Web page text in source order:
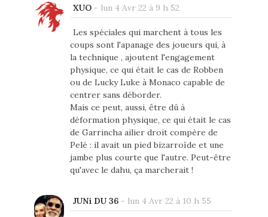
XUO- lun 4 Avr 22 à 9 h 52
Les spéciales qui marchent à tous les
coups sont l'apanage des joueurs qui, à
la technique , ajoutent l'engagement
physique, ce qui était le cas de Robben
ou de Lucky Luke à Monaco capable de
centrer sans déborder.
Mais ce peut, aussi, être dû à
déformation physique, ce qui était le cas
de Garrincha ailier droit compère de
Pelé : il avait un pied bizarroïde et une
jambe plus courte que l'autre. Peut-être
qu'avec le dahu, ça marcherait !
JUNi DU 36- lun 4 Avr 22 à 10 h 55